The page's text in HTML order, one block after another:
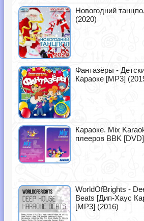
Новогодний
(2020)
Фантазёры -
Караоке [MP3]
Караоке. Mix
плееров BBK
WorldOfBrights -
Beats [Дип-Хаус
[MP3] (2016)